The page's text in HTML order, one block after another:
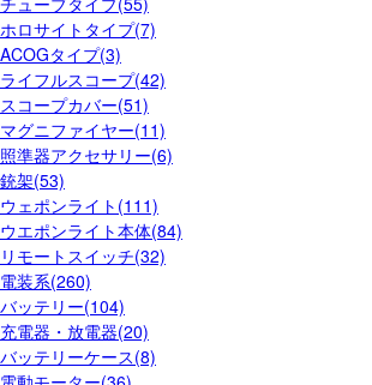
ホロサイトタイプ(7)
ACOGタイプ(3)
ライフルスコープ(42)
スコープカバー(51)
マグニファイヤー(11)
照準器アクセサリー(6)
銃架(53)
ウェポンライト(111)
ウエポンライト本体(84)
リモートスイッチ(32)
電装系(260)
バッテリー(104)
充電器・放電器(20)
バッテリーケース(8)